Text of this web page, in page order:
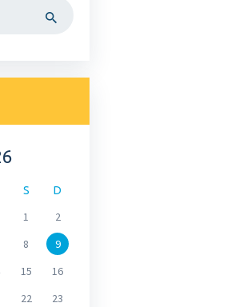
S D
1
2
8
9
15
16
22
23